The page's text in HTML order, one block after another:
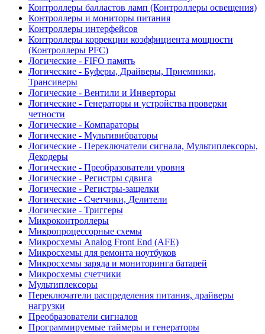
Контроллеры балластов ламп (Контроллеры освещения)
Контроллеры и мониторы питания
Контроллеры интерфейсов
Контроллеры коррекции коэффициента мощности
(Контроллеры PFC)
Логические - FIFO память
Логические - Буферы, Драйверы, Приемники,
Трансиверы
Логические - Вентили и Инверторы
Логические - Генераторы и устройства проверки
четности
Логические - Компараторы
Логические - Мультивибраторы
Логические - Переключатели сигнала, Мультиплексоры,
Декодеры
Логические - Преобразователи уровня
Логические - Регистры сдвига
Логические - Регистры-защелки
Логические - Счетчики, Делители
Логические - Триггеры
Микроконтроллеры
Микропроцессорные схемы
Микросхемы Analog Front End (AFE)
Микросхемы для ремонта ноутбуков
Микросхемы заряда и мониторинга батарей
Микросхемы счетчики
Мультиплексоры
Переключатели распределения питания, драйверы
нагрузки
Преобразователи сигналов
Программируемые таймеры и генераторы